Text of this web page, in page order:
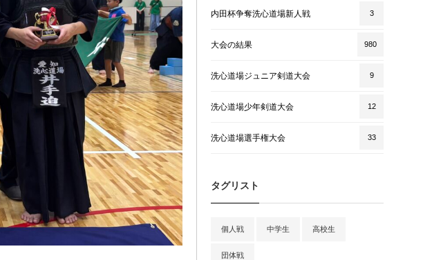
内田杯争奪洗心道場新人戦 3
大会の結果 980
洗心道場ジュニア剣道大会 9
洗心道場少年剣道大会 12
洗心道場選手権大会 33
タグリスト
個人戦 中学生 高校生
団体戦